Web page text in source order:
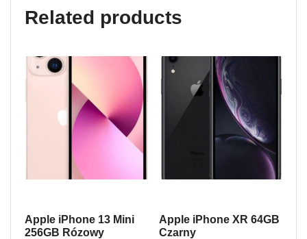
Related products
Apple iPhone 13 Mini
256GB Rózowy
Apple iPhone XR 64GB
Czarny